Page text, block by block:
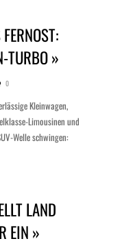
TURBO »
0
Kleinwagen,
Limousinen und
Welle schwingen:
LAND
EIN »